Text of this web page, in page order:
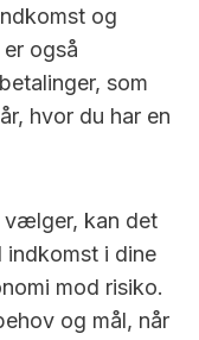
og
også
som
hvor du har en
vælger, kan det
i dine
mod risiko.
og mål, når